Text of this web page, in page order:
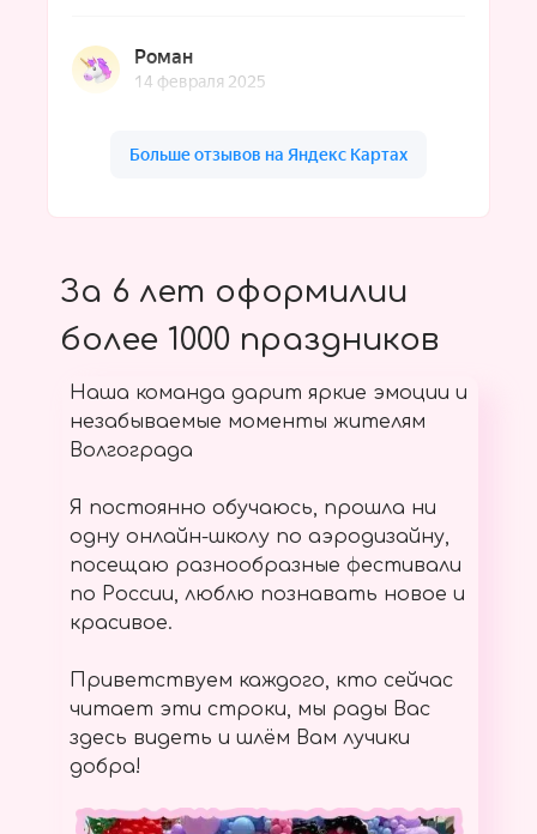
За 6 лет оформилии
более 1000 праздников
Наша команда дарит яркие эмоции и
незабываемые моменты жителям
Волгограда
Я постоянно обучаюсь, прошла ни
одну онлайн-школу по аэродизайну,
посещаю разнообразные фестивали
по России, люблю познавать новое и
красивое.
Приветствуем каждого, кто сейчас
читает эти строки, мы рады Вас
здесь видеть и шлём Вам лучики
добра!